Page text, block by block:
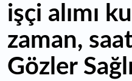
işçi alımı
zaman,
Gözler